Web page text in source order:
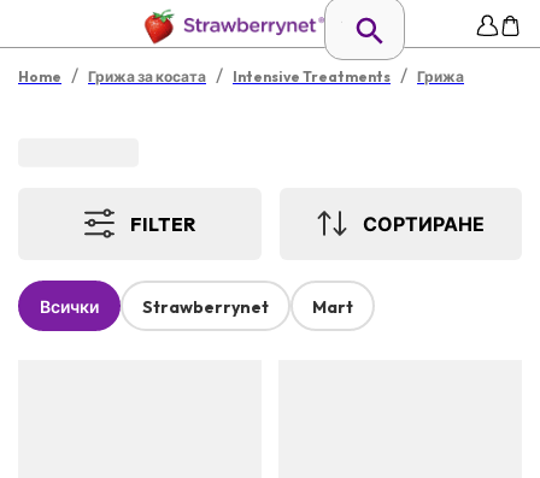
Home / Грижа за косата / Intensive Treatments / Грижа
FILTER СОРТИРАНЕ
Всички Strawberrynet Mart